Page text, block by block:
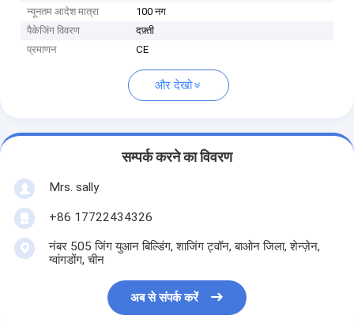
न्यूनतम आदेश मात्रा
100 नग
पैकेजिंग विवरण
दफ़्ती
प्रमाणन
CE
और देखो
सम्पर्क करने का विवरण
Mrs. sally
+86 17722434326
नंबर 505 जिंग युआन बिल्डिंग, शाजिंग ट्वॉन, बाओन जिला, शेन्ज़ेन,
ग्वांगडोंग, चीन
अब से संपर्क करें